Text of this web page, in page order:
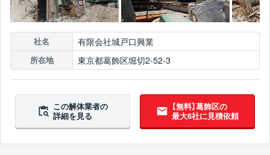
社名 有限会社城戸口興業
所在地 東京都葛飾区堀切2-52-3
この解体業者の
詳細を見る
【無料】葛飾区の
最大6社に見積依頼